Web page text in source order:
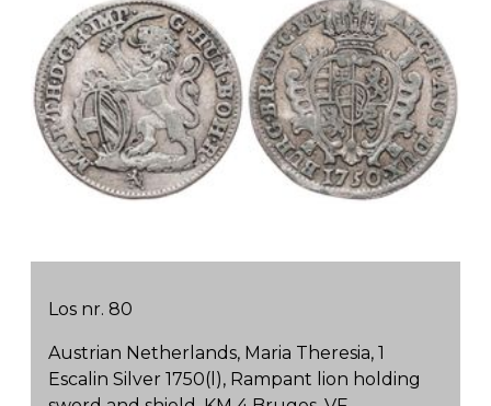
Los nr. 80
Austrian Netherlands, Maria Theresia, 1
Escalin Silver 1750(l), Rampant lion holding